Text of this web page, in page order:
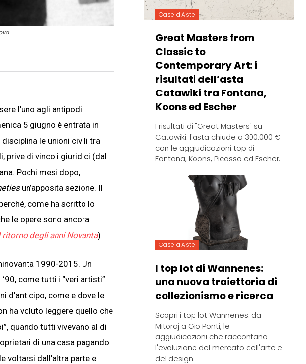
l’uno agli antipodi
5 giugno è entrata in
le unioni civili tra
prive di vincoli giuridici (dal
Pochi mesi dopo,
un’apposita sezione. Il
come ha scritto lo
le opere sono ancora
ritorno degli anni Novanta)
1990-2015. Un
come tutti i “veri artisti”
d’anticipo, come e dove le
ha voluto leggere quello che
quando tutti vivevano al di
di una casa pagando
voltarsi dall’altra parte e
Case d'Aste
Great Masters from
Classic to
Contemporary Art: i
risultati dell’asta
Catawiki tra Fontana,
Koons ed Escher
I risultati di "Great Masters" su
Catawiki: l'asta chiude a 300.000 €
con le aggiudicazioni top di
Fontana, Koons, Picasso ed Escher.
Case d'Aste
I top lot di Wannenes:
una nuova traiettoria di
collezionismo e ricerca
Scopri i top lot Wannenes: da
Mitoraj a Gio Ponti, le
aggiudicazioni che raccontano
l'evoluzione del mercato dell'arte e
del design.